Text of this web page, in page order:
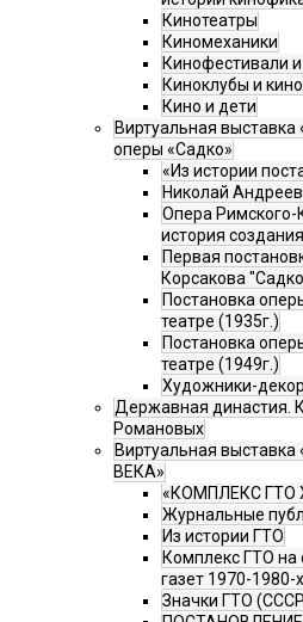
Кинотеатры
Киномеханики
Кинофестивали
Киноклубы и
Кино и дети
Виртуальная выставка
оперы «Садко»
«Из истории
Николай
Опера Римского-
история
Первая
Корсакова
Постановка
театре (1935г.)
Постановка
театре (1949г.)
Художники-
Державная династия.
Романовых
Виртуальная
ВЕКА»
«КОМПЛЕКС ГТО
Журнальные
Из истории ГТО
Комплекс ГТО на
газет 1970-1980-
Значки ГТО